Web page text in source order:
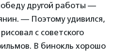
другой работы —
— Поэтому удивился,
с советского
В бинокль хорошо